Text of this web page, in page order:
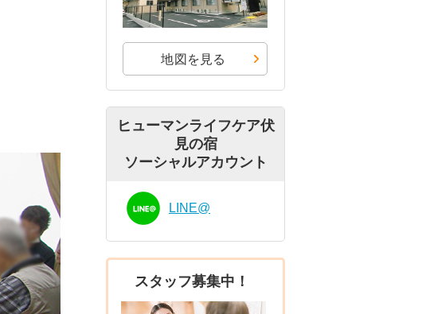
地図を見る
ヒューマンライフケア伏
見の宿
ソーシャルアカウント
LINE@
スタッフ募集中！